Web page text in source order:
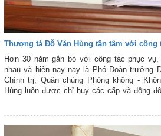
Thượng tá Đỗ Văn Hùng tận tâm với công
Hơn 30 năm gắn bó với công tác phục
nhau và hiện nay nay là Phó Đoàn trưởng
Chính trị, Quân chủng Phòng không -
Hùng luôn được chỉ huy các cấp và đồng